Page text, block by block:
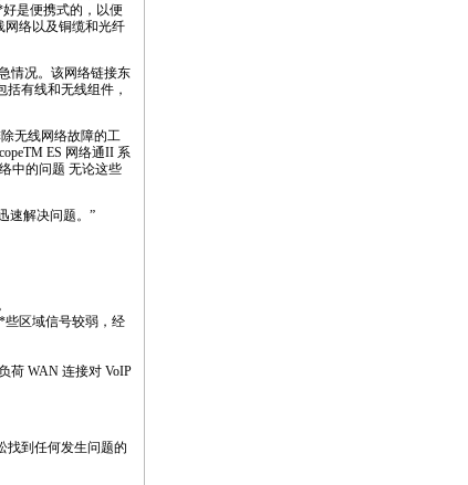
好是便携式的，以便
网络以及铜缆和光纤
情况。该网络链接东
有线和无线组件，
无线网络故障的工
TM ES 网络通II 系
中的问题 无论这些
速解决问题。”
*些区域信号较弱，经
荷 WAN 连接对 VoIP
找到任何发生问题的